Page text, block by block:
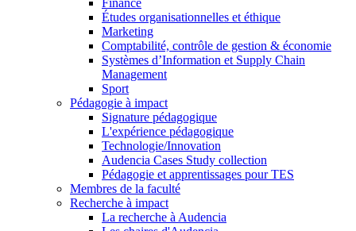
Finance
Études organisationnelles et éthique
Marketing
Comptabilité, contrôle de gestion & économie
Systèmes d’Information et Supply Chain
Management
Sport
Pédagogie à impact
Signature pédagogique
L'expérience pédagogique
Technologie/Innovation
Audencia Cases Study collection
Pédagogie et apprentissages pour TES
Membres de la faculté
Recherche à impact
La recherche à Audencia